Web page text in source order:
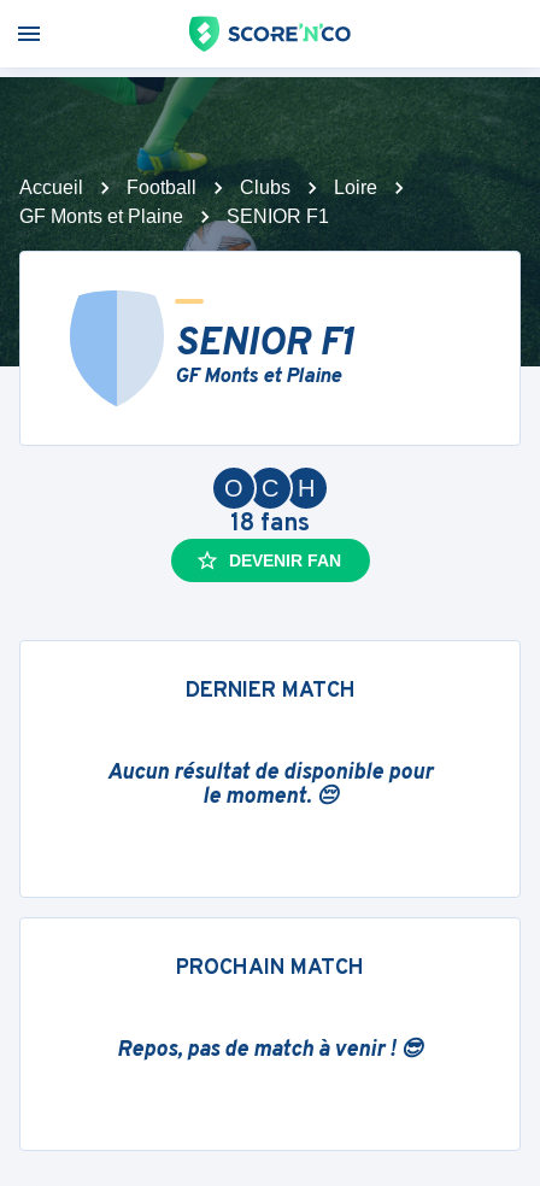
Accueil Football Clubs
Loire
GF Monts et Plaine
SENIOR F1
SENIOR F1
GF Monts et Plaine
H
C
O
18 fans
DEVENIR FAN
DERNIER MATCH
Aucun résultat de disponible pour
le moment. 😔
PROCHAIN MATCH
Repos, pas de match à venir ! 😎